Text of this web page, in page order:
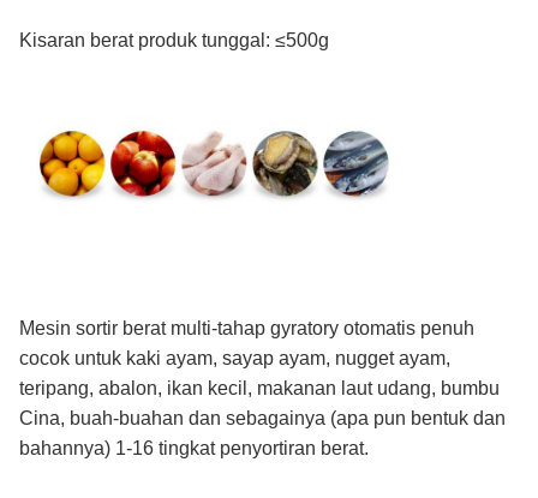
Kisaran berat produk tunggal: ≤500g
Mesin sortir berat multi-tahap gyratory otomatis penuh
cocok untuk kaki ayam, sayap ayam, nugget ayam,
teripang, abalon, ikan kecil, makanan laut udang, bumbu
Cina, buah-buahan dan sebagainya (apa pun bentuk dan
bahannya) 1-16 tingkat penyortiran berat.